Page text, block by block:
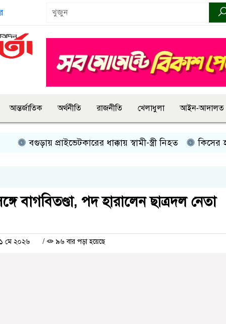
আন্তর্জাতিক অর্থনীতি রাজনীতি খেলাধুলা আইন-আদালত
বগুড়ায় প্রাইভেটকারের ধাক্কায় স্বামী-স্ত্রী নিহত কিসের
বাগবিতণ্ডা, পদ হারালেন ছাত্রদল নেতা
মে ২০২৬ / ৯৬ বার পড়া হয়েছে